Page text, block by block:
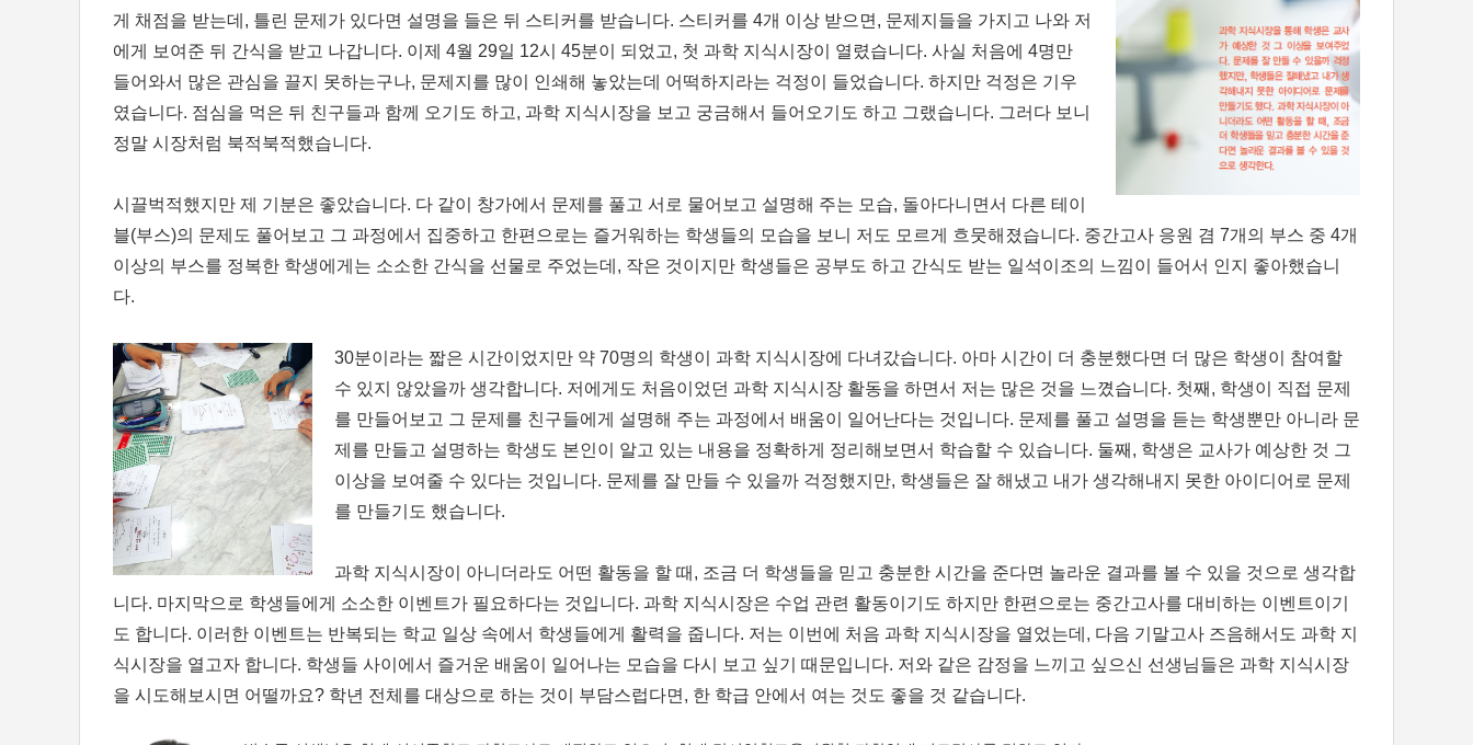
게 채점을 받는데, 틀린 문제가 있다면 설명을 들은 뒤 스티커를 받습니다. 스티커를 4개 이상 받으면, 문제지들을 가지고 나와 저
에게 보여준 뒤 간식을 받고 나갑니다. 이제 4월 29일 12시 45분이 되었고, 첫 과학 지식시장이 열렸습니다. 사실 처음에 4명만
들어와서 많은 관심을 끌지 못하는구나, 문제지를 많이 인쇄해 놓았는데 어떡하지라는 걱정이 들었습니다. 하지만 걱정은 기우
였습니다. 점심을 먹은 뒤 친구들과 함께 오기도 하고, 과학 지식시장을 보고 궁금해서 들어오기도 하고 그랬습니다. 그러다 보니
정말 시장처럼 북적북적했습니다.
시끌벅적했지만 제 기분은 좋았습니다. 다 같이 창가에서 문제를 풀고 서로 물어보고 설명해 주는 모습, 돌아다니면서 다른 테이
블(부스)의 문제도 풀어보고 그 과정에서 집중하고 한편으로는 즐거워하는 학생들의 모습을 보니 저도 모르게 흐뭇해졌습니다. 중간고사 응원 겸 7개의 부스 중 4개
이상의 부스를 정복한 학생에게는 소소한 간식을 선물로 주었는데, 작은 것이지만 학생들은 공부도 하고 간식도 받는 일석이조의 느낌이 들어서 인지 좋아했습니
다.
30분이라는 짧은 시간이었지만 약 70명의 학생이 과학 지식시장에 다녀갔습니다. 아마 시간이 더 충분했다면 더 많은 학생이 참여할
수 있지 않았을까 생각합니다. 저에게도 처음이었던 과학 지식시장 활동을 하면서 저는 많은 것을 느꼈습니다. 첫째, 학생이 직접 문제
를 만들어보고 그 문제를 친구들에게 설명해 주는 과정에서 배움이 일어난다는 것입니다. 문제를 풀고 설명을 듣는 학생뿐만 아니라 문
제를 만들고 설명하는 학생도 본인이 알고 있는 내용을 정확하게 정리해보면서 학습할 수 있습니다. 둘째, 학생은 교사가 예상한 것 그
이상을 보여줄 수 있다는 것입니다. 문제를 잘 만들 수 있을까 걱정했지만, 학생들은 잘 해냈고 내가 생각해내지 못한 아이디어로 문제
를 만들기도 했습니다.
과학 지식시장이 아니더라도 어떤 활동을 할 때, 조금 더 학생들을 믿고 충분한 시간을 준다면 놀라운 결과를 볼 수 있을 것으로 생각합
니다. 마지막으로 학생들에게 소소한 이벤트가 필요하다는 것입니다. 과학 지식시장은 수업 관련 활동이기도 하지만 한편으로는 중간고사를 대비하는 이벤트이기
도 합니다. 이러한 이벤트는 반복되는 학교 일상 속에서 학생들에게 활력을 줍니다. 저는 이번에 처음 과학 지식시장을 열었는데, 다음 기말고사 즈음해서도 과학 지
식시장을 열고자 합니다. 학생들 사이에서 즐거운 배움이 일어나는 모습을 다시 보고 싶기 때문입니다. 저와 같은 감정을 느끼고 싶으신 선생님들은 과학 지식시장
을 시도해보시면 어떨까요? 학년 전체를 대상으로 하는 것이 부담스럽다면, 한 학급 안에서 여는 것도 좋을 것 같습니다.